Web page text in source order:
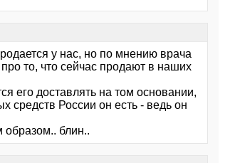
у нас, но по мнению врача
то, что сейчас продают в наших
его доставлять на том основании,
средств России он есть - ведь он
образом.. блин..